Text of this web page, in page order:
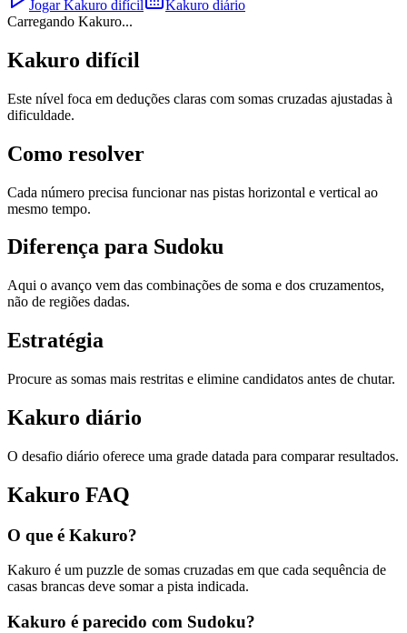
Jogar Kakuro difícil
Kakuro diário
Carregando Kakuro...
Kakuro difícil
Este nível foca em deduções claras com somas cruzadas ajustadas à
dificuldade.
Como resolver
Cada número precisa funcionar nas pistas horizontal e vertical ao
mesmo tempo.
Diferença para Sudoku
Aqui o avanço vem das combinações de soma e dos cruzamentos,
não de regiões dadas.
Estratégia
Procure as somas mais restritas e elimine candidatos antes de chutar.
Kakuro diário
O desafio diário oferece uma grade datada para comparar resultados.
Kakuro FAQ
O que é Kakuro?
Kakuro é um puzzle de somas cruzadas em que cada sequência de
casas brancas deve somar a pista indicada.
Kakuro é parecido com Sudoku?